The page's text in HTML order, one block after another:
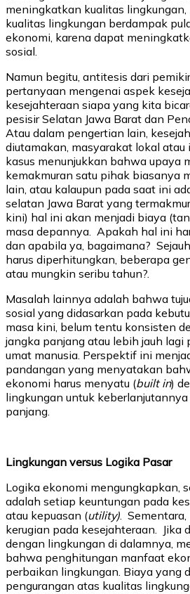
meningkatkan kualitas
kualitas lingkungan berdampak
ekonomi, karena dapat
sosial.
Namun begitu, antitesis dari
pertanyaan mengenai aspek
kesejahteraan siapa yang kita
pesisir Selatan Jawa Barat dan
Atau dalam pengertian lain,
diutamakan, masyarakat lokal atau
kasus menunjukkan bahwa upaya
kemakmuran satu pihak biasanya
lain, atau kalaupun pada saat ini
selatan Jawa Barat yang
kini) hal ini akan menjadi biaya
masa depannya. Apakah hal ini
dan apabila ya, bagaimana?
harus diperhitungkan, beberapa
atau mungkin seribu tahun?.
Masalah lainnya adalah bahwa
sosial yang didasarkan pada
masa kini, belum tentu konsisten
jangka panjang atau lebih jauh lagi
umat manusia. Perspektif ini
pandangan yang menyatakan
ekonomi harus menyatu (built in)
lingkungan untuk
panjang.
Lingkungan versus Logika Pasar
Logika ekonomi mengungkapkan,
adalah setiap keuntungan pada
atau kepuasan (utility).
kerugian pada kesejahteraan. Jika
dengan lingkungan di dalamnya,
bahwa penghitungan manfaat
perbaikan lingkungan. Biaya yang
pengurangan atas kualitas